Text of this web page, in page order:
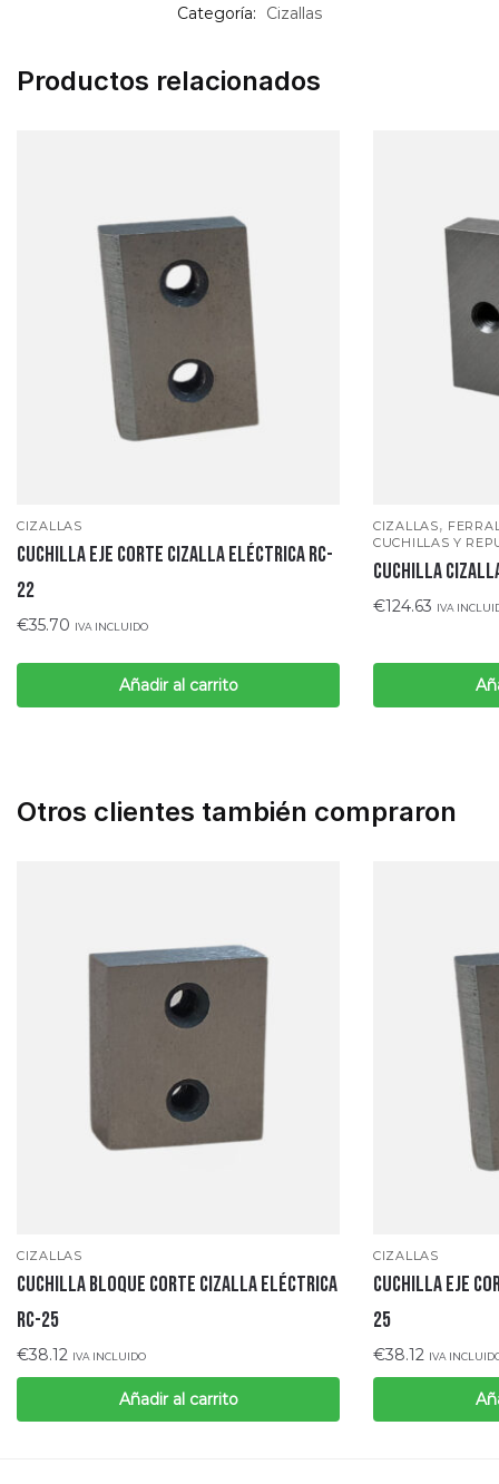
Categoría: Cizallas
Productos relacionados
CIZALLAS
CUCHILLA EJE CORTE CIZALLA ELÉCTRICA RC-
22
€35.70 IVA INCLUIDO
Añadir al carrito
CIZALLAS,
CUCHILLAS Y
CUCHILLA
€124.63 IVA
Otros clientes también compraron
CIZALLAS
CUCHILLA BLOQUE CORTE CIZALLA ELÉCTRICA
RC-25
€38.12 IVA INCLUIDO
Añadir al carrito
CIZALLAS
CUCHILLA EJE
25
€38.12 IVA